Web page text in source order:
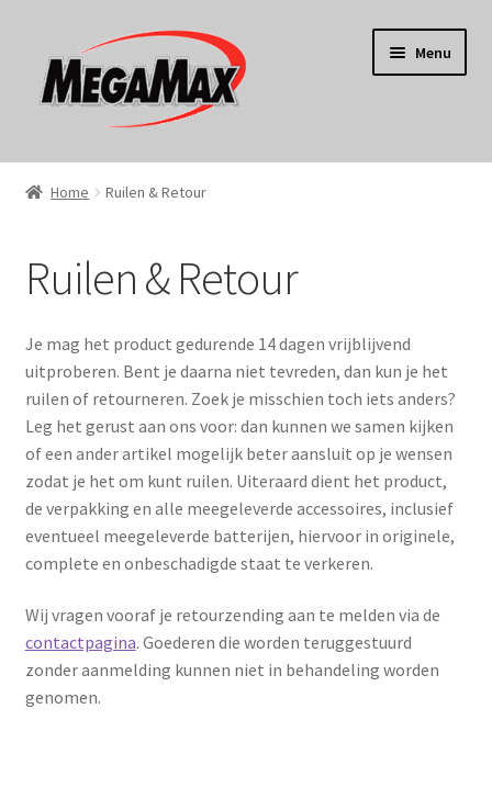
door
naar
naar
de
Menu
Home
Koken
Tuin
Gereedschap
Wonen
Huishouden
Persoonlijke Verzorging
Elektronica
Home Ruilen & Retour
Ruilen & Retour
Je mag het product gedurende 14 dagen vrijblijvend
uitproberen. Bent je daarna niet tevreden, dan kun je het
ruilen of retourneren. Zoek je misschien toch iets anders?
Leg het gerust aan ons voor: dan kunnen we samen kijken
of een ander artikel mogelijk beter aansluit op je wensen
zodat je het om kunt ruilen. Uiteraard dient het product,
de verpakking en alle meegeleverde accessoires, inclusief
eventueel meegeleverde batterijen, hiervoor in originele,
complete en onbeschadigde staat te verkeren.
Wij vragen vooraf je retourzending aan te melden via de
contactpagina. Goederen die worden teruggestuurd
zonder aanmelding kunnen niet in behandeling worden
genomen.